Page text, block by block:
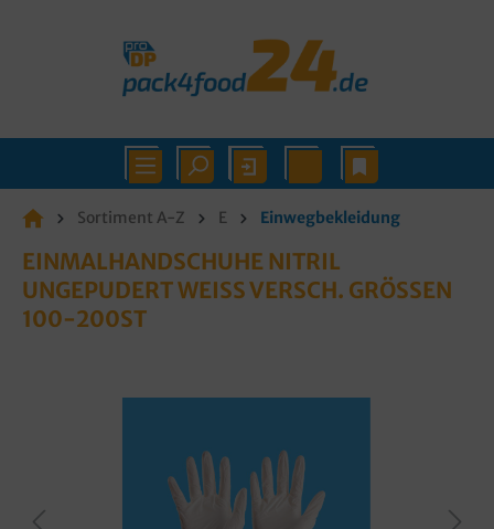
Sortiment A-Z E Einwegbekleidung
EINMALHANDSCHUHE NITRIL
UNGEPUDERT WEISS VERSCH. GRÖSSEN 10
0-200ST